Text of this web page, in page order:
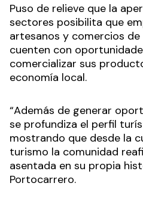
Puso de relieve que la
sectores posibilita que
artesanos y comercios
cuenten con
comercializar sus
economía local.
“Además de generar
se profundiza el perfil
mostrando que desde la
turismo la comunidad
asentada en su propia
Portocarrero.